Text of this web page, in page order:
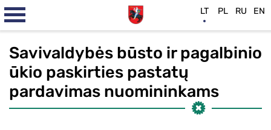
Savivaldybės būsto ir pagalbinio
ūkio paskirties pastatų
pardavimas nuomininkams
LT PL RU EN